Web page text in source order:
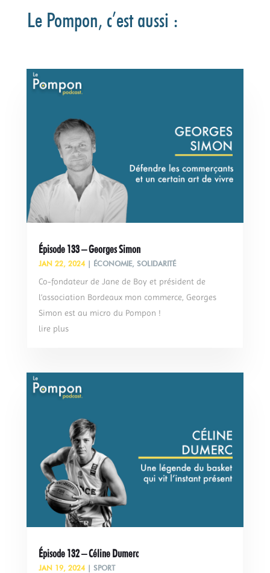
Le Pompon, c’est aussi :
Épisode 133 – Georges Simon
JAN 22, 2024| ÉCONOMIE, SOLIDARITÉ
Co-fondateur de Jane de Boy et président de
l’association Bordeaux mon commerce, Georges
Simon est au micro du Pompon !
lire plus
Épisode 132 – Céline Dumerc
JAN 19, 2024| SPORT